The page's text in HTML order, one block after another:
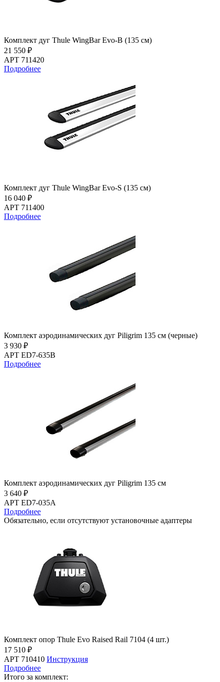
Комплект дуг Thule WingBar Evo-B (135 см)
21 550 ₽
АРТ 711420
Подробнее
Комплект дуг Thule WingBar Evo-S (135 см)
16 040 ₽
АРТ 711400
Подробнее
Комплект аэродинамических дуг Piligrim 135 см (черные)
3 930 ₽
АРТ ED7-635B
Подробнее
Комплект аэродинамических дуг Piligrim 135 см
3 640 ₽
АРТ ED7-035A
Подробнее
Обязательно, если отсутствуют установочные адаптеры
Комплект опор Thule Evo Raised Rail 7104 (4 шт.)
17 510 ₽
АРТ 710410 Инструкция
Подробнее
Итого за комплект: